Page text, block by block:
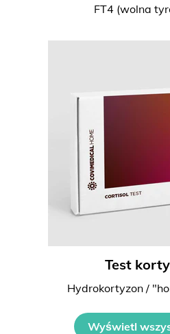
FT4 (wolna
Test
Hydrokortyzon /
Wyświetl